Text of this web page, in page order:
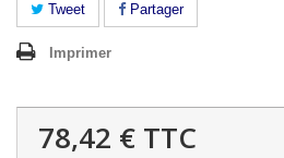
Tweet Partager
Imprimer
78,42 € TTC